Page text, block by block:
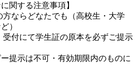
関する注意事項】
方ならどなたでも（高校生・大学
）
受付にて学生証の原本を必ずご提示
不可・有効期限内のものに